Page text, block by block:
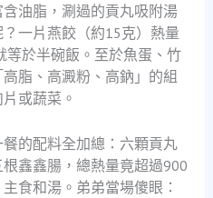
油脂，涮過的貢丸吸附湯
一片燕餃（約15克）熱量
於半碗飯。至於魚蛋、竹
脂、高澱粉、高鈉」的組
或蔬菜。
的配料全加總：六顆貢丸
鑫鑫腸，總熱量竟超過900
食和湯。弟弟當場傻眼：